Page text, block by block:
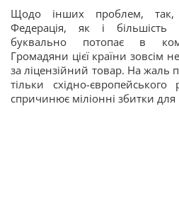
Щодо інших проблем, так,
Федерація, як і більшість
буквально потопає в
Громадяни цієї країни зовсім
за ліцензійний товар. На жаль
тільки східно-
спричинює міліонні збитки